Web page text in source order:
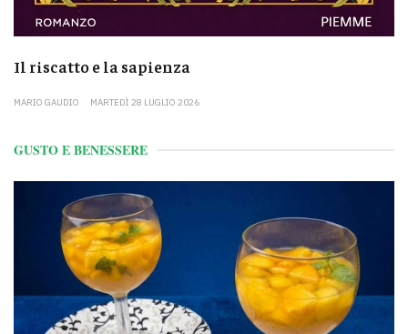
Il riscatto e la sapienza
MARIO GAUDIO MARTEDÌ 28 LUGLIO 2026
GUSTO E BENESSERE